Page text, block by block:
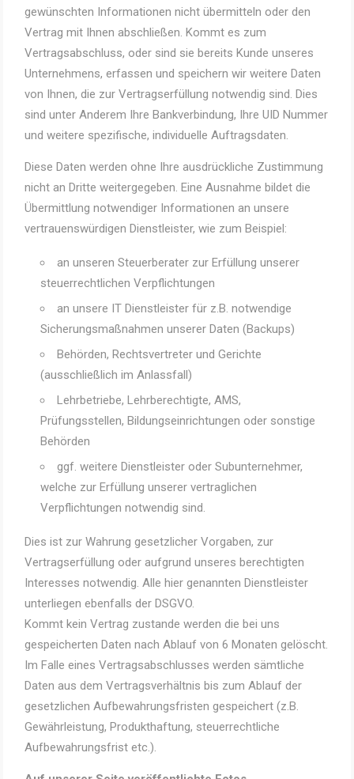
gewünschten Informationen nicht übermitteln oder den
Vertrag mit Ihnen abschließen. Kommt es zum
Vertragsabschluss, oder sind sie bereits Kunde unseres
Unternehmens, erfassen und speichern wir weitere Daten
von Ihnen, die zur Vertragserfüllung notwendig sind. Dies
sind unter Anderem Ihre Bankverbindung, Ihre UID Nummer
und weitere spezifische, individuelle Auftragsdaten.
Diese Daten werden ohne Ihre ausdrückliche Zustimmung
nicht an Dritte weitergegeben. Eine Ausnahme bildet die
Übermittlung notwendiger Informationen an unsere
vertrauenswürdigen Dienstleister, wie zum Beispiel:
an unseren Steuerberater zur Erfüllung unserer
steuerrechtlichen Verpflichtungen
an unsere IT Dienstleister für z.B. notwendige
Sicherungsmaßnahmen unserer Daten (Backups)
Behörden, Rechtsvertreter und Gerichte
(ausschließlich im Anlassfall)
Lehrbetriebe, Lehrberechtigte, AMS,
Prüfungsstellen, Bildungseinrichtungen oder sonstige
Behörden
ggf. weitere Dienstleister oder Subunternehmer,
welche zur Erfüllung unserer vertraglichen
Verpflichtungen notwendig sind.
Dies ist zur Wahrung gesetzlicher Vorgaben, zur
Vertragserfüllung oder aufgrund unseres berechtigten
Interesses notwendig. Alle hier genannten Dienstleister
unterliegen ebenfalls der DSGVO.
Kommt kein Vertrag zustande werden die bei uns
gespeicherten Daten nach Ablauf von 6 Monaten gelöscht.
Im Falle eines Vertragsabschlusses werden sämtliche
Daten aus dem Vertragsverhältnis bis zum Ablauf der
gesetzlichen Aufbewahrungsfristen gespeichert (z.B.
Gewährleistung, Produkthaftung, steuerrechtliche
Aufbewahrungsfrist etc.).